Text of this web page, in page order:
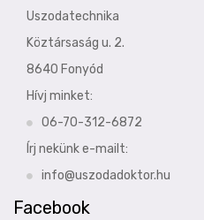
Uszodatechnika
Köztársaság u. 2.
8640 Fonyód
Hívj minket:
06-70-312-6872
Írj nekünk e-mailt:
info@uszodadoktor.hu
Facebook